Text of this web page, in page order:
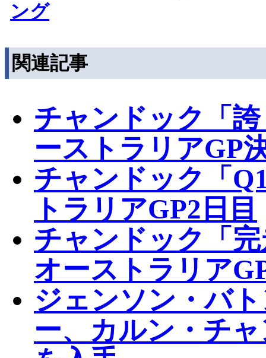
ング
関連記事
チャンドック「
ーストラリアGP
チャンドック「
トラリアGP2日目
チャンドック「
オーストラリア
ジェンソン・バ
ー、カルン・チ